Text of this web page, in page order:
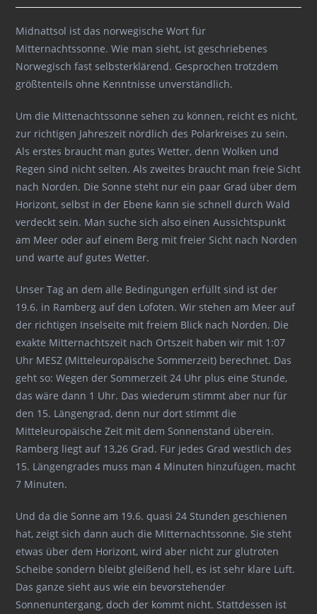
Midnattsol ist das norwegische Wort für
Mitternachtssonne. Wie man sieht, ist geschriebenes
Norwegisch fast selbsterklärend. Gesprochen trotzdem
größtenteils ohne Kenntnisse unverständlich.
Um die Mittenachtssonne sehen zu können, reicht es nicht,
zur richtigen Jahreszeit nördlich des Polarkreises zu sein.
Als erstes braucht man gutes Wetter, denn Wolken und
Regen sind nicht selten. Als zweites braucht man freie Sicht
nach Norden. Die Sonne steht nur ein paar Grad über dem
Horizont, selbst in der Ebene kann sie schnell durch Wald
verdeckt sein. Man suche sich also einen Aussichtspunkt
am Meer oder auf einem Berg mit freier Sicht nach Norden
und warte auf gutes Wetter.
Unser Tag an dem alle Bedingungen erfüllt sind ist der
19.6. in Ramberg auf den Lofoten. Wir stehen am Meer auf
der richtigen Inselseite mit freiem Blick nach Norden. Die
exakte Mitternachtszeit nach Ortszeit haben wir mit 1:07
Uhr MESZ (Mitteleuropäische Sommerzeit) berechnet. Das
geht so: Wegen der Sommerzeit 24 Uhr plus eine Stunde,
das wäre dann 1 Uhr. Das wiederum stimmt aber nur für
den 15. Längengrad, denn nur dort stimmt die
Mitteleuropäische Zeit mit dem Sonnenstand überein.
Ramberg liegt auf 13,26 Grad. Für jedes Grad westlich des
15. Längengrades muss man 4 Minuten hinzufügen, macht
7 Minuten.
Und da die Sonne am 19.6. quasi 24 Stunden geschienen
hat, zeigt sich dann auch die Mitternachtssonne. Sie steht
etwas über dem Horizont, wird aber nicht zur glutroten
Scheibe sondern bleibt gleißend hell, es ist sehr klare Luft.
Das ganze sieht aus wie ein bevorstehender
Sonnenuntergang, doch der kommt nicht. Stattdessen ist